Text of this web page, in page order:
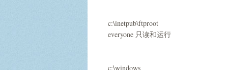
c:\inetpub\ftproot
everyone 只读和运行
c:\windows